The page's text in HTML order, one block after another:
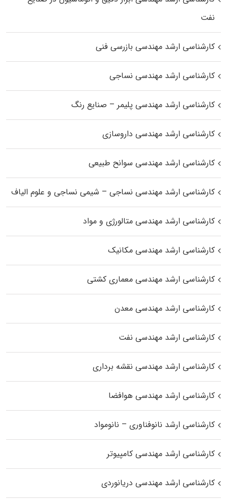
نفت
کارشناسی ارشد مهندسی بازرسی فنی
کارشناسی ارشد مهندسی نساجی
کارشناسی ارشد مهندسی پلیمر – صنایع رنگ
کارشناسی ارشد مهندسی داروسازی
کارشناسی ارشد مهندسی سوانح طبیعی
کارشناسی ارشد مهندسی نساجی – شیمی نساجی و علوم الیاف
کارشناسی ارشد مهندسی متالورژی و مواد
کارشناسی ارشد مهندسی مکانیک
کارشناسی ارشد مهندسی معماری کشتی
کارشناسی ارشد مهندسی معدن
کارشناسی ارشد مهندسی نفت
کارشناسی ارشد مهندسی نقشه برداری
کارشناسی ارشد مهندسی هوافضا
کارشناسی ارشد نانوفناوری – نانومواد
کارشناسی ارشد مهندسی کامپیوتر
کارشناسی ارشد مهندسی دریانوردی